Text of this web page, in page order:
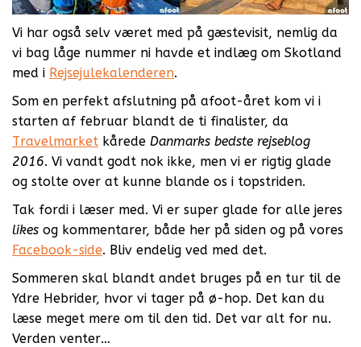
Vi har også selv været med på gæstevisit, nemlig da
vi bag låge nummer ni havde et indlæg om Skotland
med i Rejsejulekalenderen.
Som en perfekt afslutning på afoot-året kom vi i
starten af februar blandt de ti finalister, da
Travelmarket kårede Danmarks bedste rejseblog
2016. Vi vandt godt nok ikke, men vi er rigtig glade
og stolte over at kunne blande os i topstriden.
Tak fordi i læser med. Vi er super glade for alle jeres
likes og kommentarer, både her på siden og på vores
Facebook-side. Bliv endelig ved med det.
Sommeren skal blandt andet bruges på en tur til de
Ydre Hebrider, hvor vi tager på ø-hop. Det kan du
læse meget mere om til den tid. Det var alt for nu.
Verden venter…